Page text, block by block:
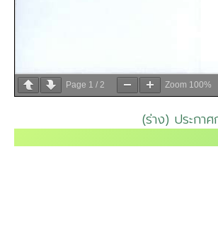
Page 1 / 2 Zoom 100%
(ร่าง) ประกา